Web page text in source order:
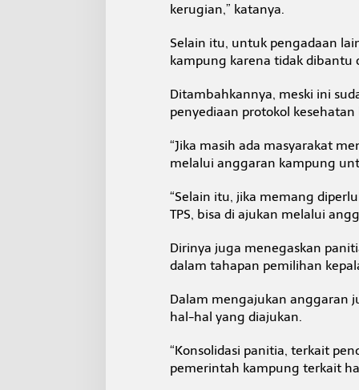
kerugian,” katanya.
Selain itu, untuk pengadaan
kampung karena tidak dibantu
Ditambahkannya, meski ini
penyediaan protokol
“Jika masih ada masyarakat
melalui anggaran kampung
“Selain itu, jika memang
TPS, bisa di ajukan melalui
Dirinya juga menegaskan
dalam tahapan pemilihan
Dalam mengajukan anggaran
hal-hal yang diajukan.
“Konsolidasi panitia, terkait
pemerintah kampung terkait